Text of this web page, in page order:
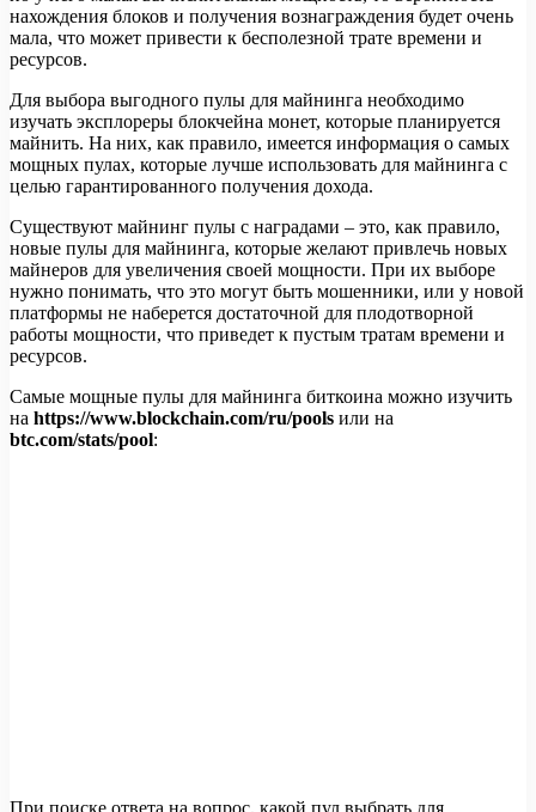
нахождения блоков и получения вознаграждения будет очень
мала, что может привести к бесполезной трате времени и
ресурсов.
Для выбора выгодного пулы для майнинга необходимо
изучать эксплореры блокчейна монет, которые планируется
майнить. На них, как правило, имеется информация о самых
мощных пулах, которые лучше использовать для майнинга с
целью гарантированного получения дохода.
Существуют майнинг пулы с наградами – это, как правило,
новые пулы для майнинга, которые желают привлечь новых
майнеров для увеличения своей мощности. При их выборе
нужно понимать, что это могут быть мошенники, или у новой
платформы не наберется достаточной для плодотворной
работы мощности, что приведет к пустым тратам времени и
ресурсов.
Самые мощные пулы для майнинга биткоина можно изучить
на https://www.blockchain.com/ru/pools или на
btc.com/stats/pool:
При поиске ответа на вопрос, какой пул выбрать для